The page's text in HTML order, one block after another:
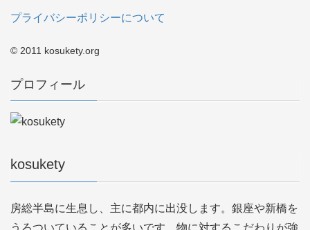
プライバシーポリシーについて
© 2011 kosukety.org
プロフィール
kosukety
房総半島に生息し、主に都内に出没します。銀座や新橋を